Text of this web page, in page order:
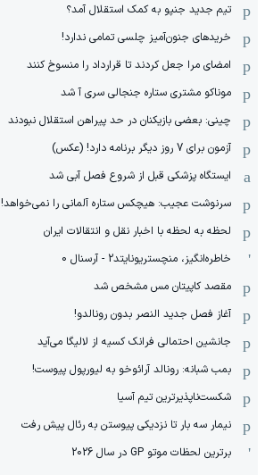
تیم جدید جنپو به کمک استقلال آمد؟
خریدهای جنون‌آمیز چلسی تمامی ندارد!
امضای مرا جعل کردند تا قرارداد را منسوخ کنند
موناکو مشتری ستاره جنجالی سری آ شد
چینی: بعضی بازیکنان در حد پیراهن استقلال نبودند
آزمون برای 7 روز دیگر برنامه دارد! (عکس)
ایستگاه پزشکی قبل از شروع فصل آبی شد
سرنوشت عجیب: هیچکس ستاره آلمانی را نمی‌خواهد!
لحظه به لحظه با اخبار نقل و انتقالات ایران
خاطره‌انگیز، منچستریونایتد2 - آرسنال 0
مقصد کاپیتان مس مشخص شد
آغاز فصل جدید النصر بدون رونالدو!
جانشین احتمالی فرانک کسیه از لالیگا می‌آید
بمب شبانه: رونالد آرائوخو به لیورپول پیوست!
شکست‌ناپذیرترین تیم آسیا
نیمار سه بار تا نزدیکی پیوستن به رئال پیش رفت
برترین لحظات موتو GP در سال 2026